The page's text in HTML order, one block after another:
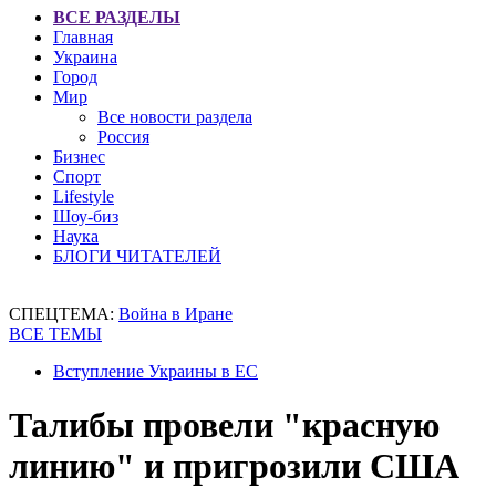
ВСЕ РАЗДЕЛЫ
Главная
Украина
Город
Мир
Все новости раздела
Россия
Бизнес
Спорт
Lifestyle
Шоу-биз
Наука
БЛОГИ ЧИТАТЕЛЕЙ
СПЕЦТЕМА: Война в Иране
ВСЕ ТЕМЫ
Вступление Украины в ЕС
Талибы провели "красную
линию" и пригрозили США